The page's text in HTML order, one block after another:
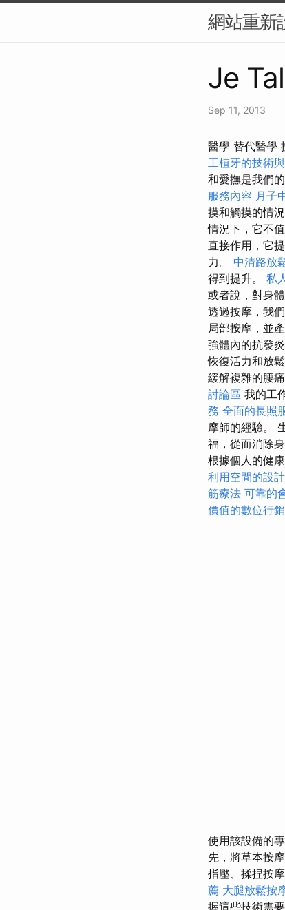
網站重新
Je
Sep 11, 2013
醫學 替代醫學
工植牙的技術
和愛撫是我們
服務內容 月子
摸和觸摸的情
情況下，它不
直接作用，它
力。 中清路放
得到提升。 私
或者說，對身
透過按摩，我
局部按摩，並
強體內的抗發
恢復活力和放
緩解複雜的腰
討論區 我的工
務 全面的長照
摩師的經驗。
福，從而消除
根據個人的健
利用空間的設計
筋療法 可靠的
價值的數位行
使用該設備的
先，將草本按
指壓、揉捏按
薦 大腿放鬆按
握這些技術需